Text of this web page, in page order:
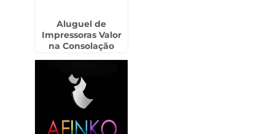
Aluguel de
Impressoras Valor
na Consolação